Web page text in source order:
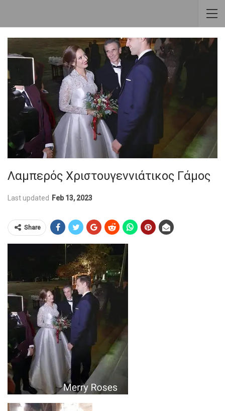
Λαμπερός Χριστουγεννιάτικος Γάμος
Last updated Feb 13, 2023
Share